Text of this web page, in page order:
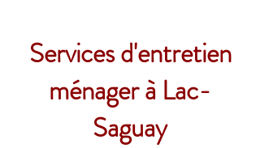
Services d'entretien
ménager à Lac-
Saguay